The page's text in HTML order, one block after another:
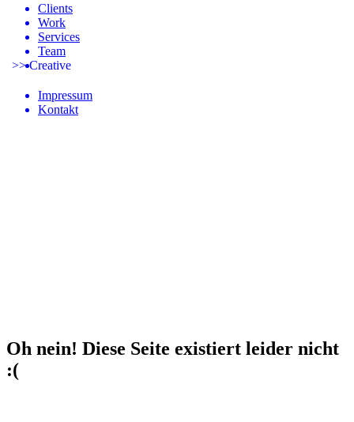
Clients
Work
Services
Team
>> Creative
Impressum
Kontakt
Oh nein! Diese Seite existiert leider nicht
:(